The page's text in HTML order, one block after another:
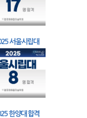
서울시립대
한양대 합격